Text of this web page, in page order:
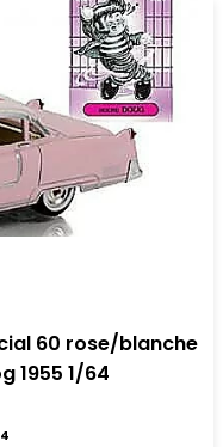
60 rose/blanche
1955 1/64